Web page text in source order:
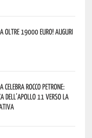
oltre 19000 Euro! Auguri
celebra Rocco Petrone:
dell’Apollo 11 verso la